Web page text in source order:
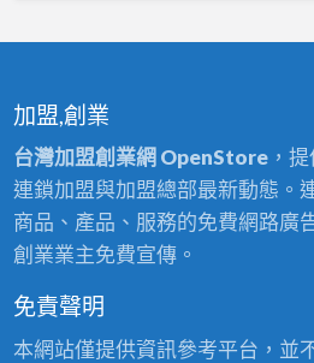
加盟,創業
台灣加盟創業網 OpenStore，提
連鎖加盟與加盟總部最新動態。
商品、產品、服務的免費網路廣
創業業主免費宣傳。
免責聲明
本網站僅提供資訊參考平台，並